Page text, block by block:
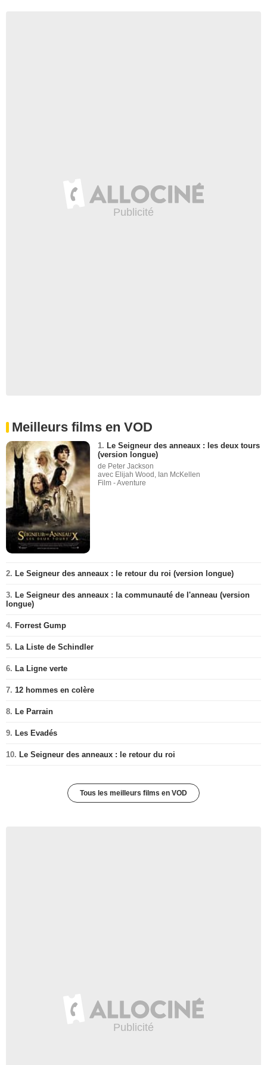
Meilleurs films en VOD
1. Le Seigneur des anneaux : les deux tours
(version longue)
de Peter Jackson
avec Elijah Wood, Ian McKellen
Film - Aventure
2. Le Seigneur des anneaux : le retour du roi (version longue)
3. Le Seigneur des anneaux : la communauté de l'anneau (version
longue)
4. Forrest Gump
5. La Liste de Schindler
6. La Ligne verte
7. 12 hommes en colère
8. Le Parrain
9. Les Evadés
10. Le Seigneur des anneaux : le retour du roi
Tous les meilleurs films en VOD